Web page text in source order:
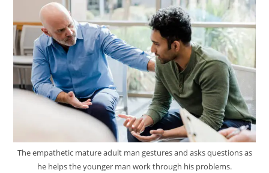
The empathetic mature adult man gestures and asks questions as
he helps the younger man work through his problems.